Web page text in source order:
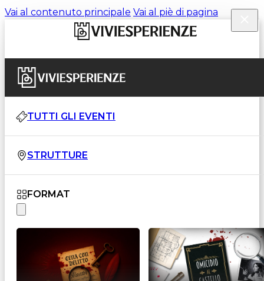
Vai al contenuto principale Vai al piè di pagina
TUTTI GLI EVENTI
STRUTTURE
FORMAT